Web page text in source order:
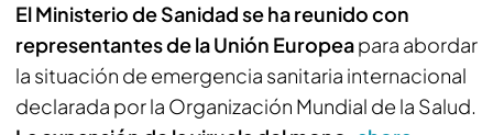
El Ministerio de Sanidad se ha reunido con
representantes de la Unión Europeapara abordar
la situación de emergencia sanitaria internacional
declarada por la Organización Mundial de la Salud.